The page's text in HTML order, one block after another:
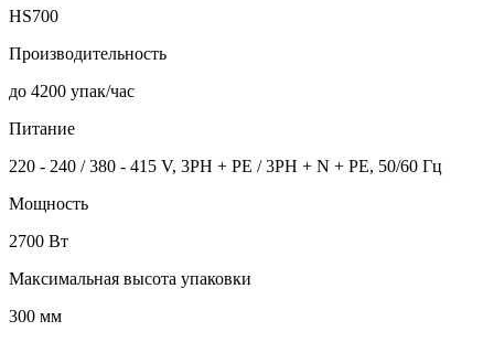
HS700
Производительность
до 4200 упак/час
Питание
220 - 240 / 380 - 415 V, 3PH + PE / 3PH + N + PE, 50/60 Гц
Мощность
2700 Вт
Максимальная высота упаковки
300 мм